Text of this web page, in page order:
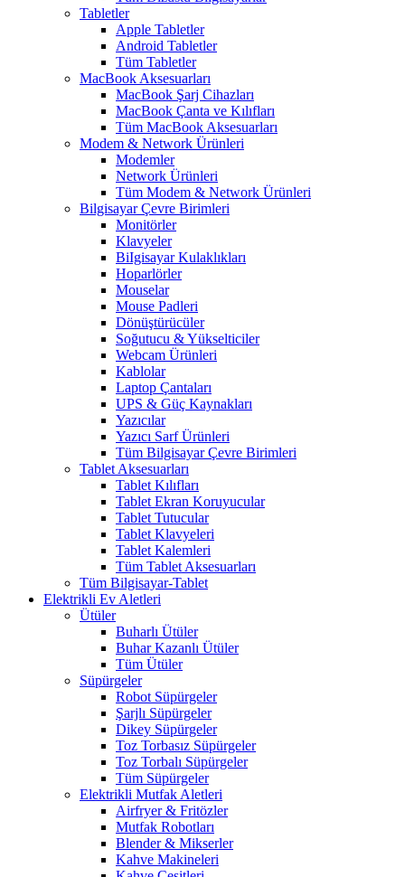
Tabletler
Apple Tabletler
Android Tabletler
Tüm Tabletler
MacBook Aksesuarları
MacBook Şarj Cihazları
MacBook Çanta ve Kılıfları
Tüm MacBook Aksesuarları
Modem & Network Ürünleri
Modemler
Network Ürünleri
Tüm Modem & Network Ürünleri
Bilgisayar Çevre Birimleri
Monitörler
Klavyeler
BiIgisayar Kulaklıkları
Hoparlörler
Mouselar
Mouse Padleri
Dönüştürücüler
Soğutucu & Yükselticiler
Webcam Ürünleri
Kablolar
Laptop Çantaları
UPS & Güç Kaynakları
Yazıcılar
Yazıcı Sarf Ürünleri
Tüm Bilgisayar Çevre Birimleri
Tablet Aksesuarları
Tablet Kılıfları
Tablet Ekran Koruyucular
Tablet Tutucular
Tablet Klavyeleri
Tablet Kalemleri
Tüm Tablet Aksesuarları
Tüm Bilgisayar-Tablet
Elektrikli Ev Aletleri
Ütüler
Buharlı Ütüler
Buhar Kazanlı Ütüler
Tüm Ütüler
Süpürgeler
Robot Süpürgeler
Şarjlı Süpürgeler
Dikey Süpürgeler
Toz Torbasız Süpürgeler
Toz Torbalı Süpürgeler
Tüm Süpürgeler
Elektrikli Mutfak Aletleri
Airfryer & Fritözler
Mutfak Robotları
Blender & Mikserler
Kahve Makineleri